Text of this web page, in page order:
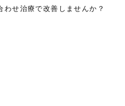
せ治療で改善しませんか？